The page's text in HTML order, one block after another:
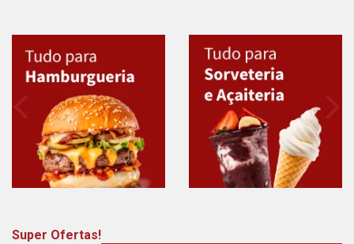
Super Ofertas!